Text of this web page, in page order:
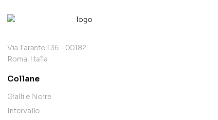
Via Taranto 136 – 00182
Roma, Italia
Collane
Gialli e Noire
Intervallo